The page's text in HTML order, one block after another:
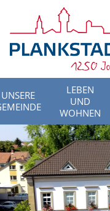
UNSERE
LEBEN
UND
WOHNEN